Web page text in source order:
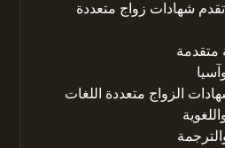
تقدم شهادات زواج متعددة
متقدمة